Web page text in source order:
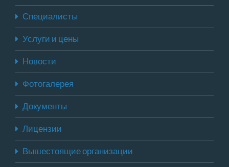
Специалисты
Услуги и цены
Новости
Фотогалерея
Документы
Лицензии
Вышестоящие организации